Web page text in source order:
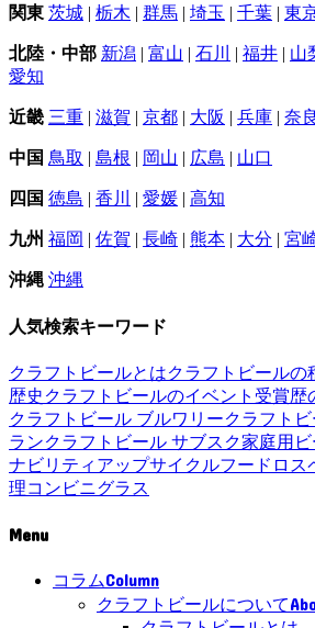
関東 茨城 | 栃木 | 群馬 | 埼玉 | 千葉 | 東
北陸・中部 新潟 | 富山 | 石川 | 福井 | 山
愛知
近畿 三重 | 滋賀 | 京都 | 大阪 | 兵庫 | 奈良
中国 鳥取 | 島根 | 岡山 | 広島 | 山口
四国 徳島 | 香川 | 愛媛 | 高知
九州 福岡 | 佐賀 | 長崎 | 熊本 | 大分 | 宮
沖縄 沖縄
人気検索キーワード
クラフトビールとはクラフトビールの
歴史 クラフトビールのイベント 受賞歴
クラフトビール ブルワリークラフト
ランクラフトビール サブスク家庭用
ナビリティ アップサイクルフードロス
理コンビニグラス
Menu
コラムColumn
クラフトビールについて